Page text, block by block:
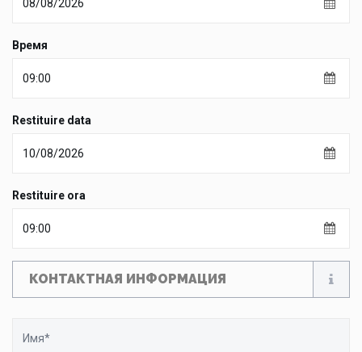
Время
Restituire data
Restituire ora
КОНТАКТНАЯ ИНФОРМАЦИЯ